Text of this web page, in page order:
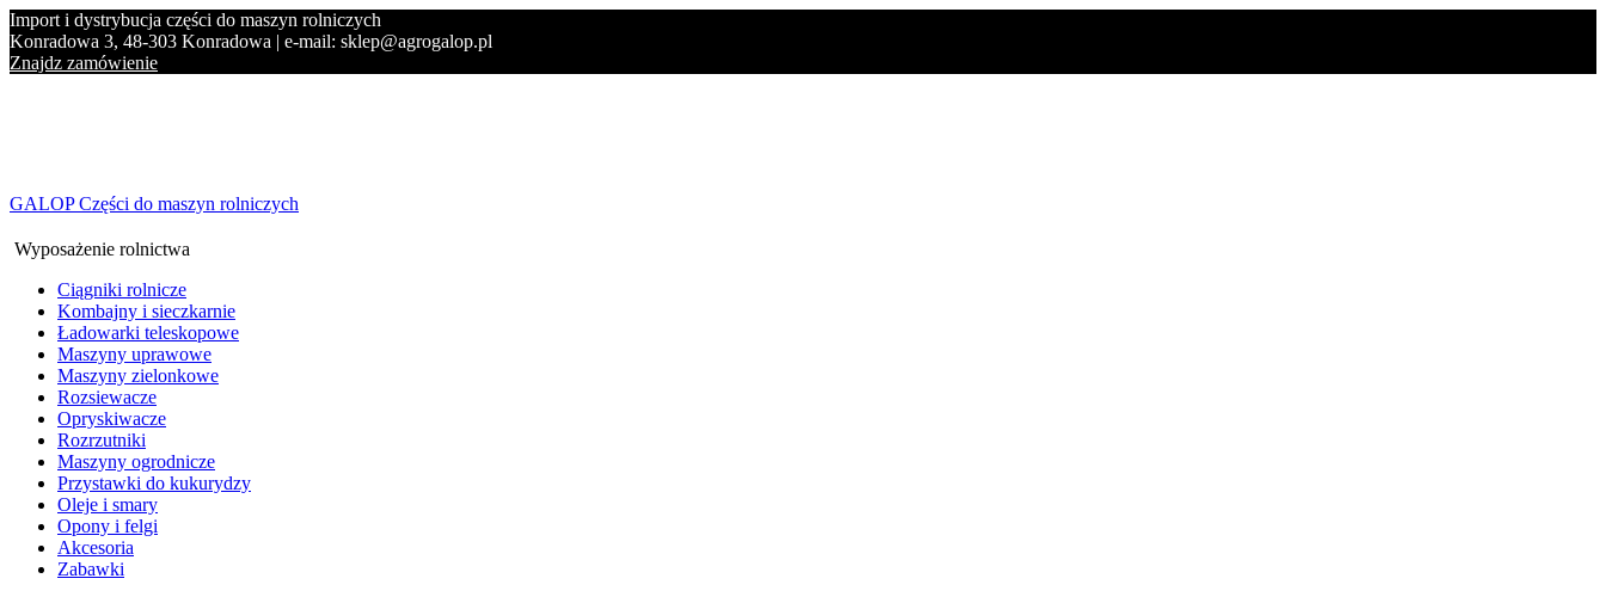
Import i dystrybucja części do maszyn rolniczych
Konradowa 3, 48-303 Konradowa | e-mail: sklep@agrogalop.pl
Znajdz zamówienie
GALOP Części do maszyn rolniczych
Wyposażenie rolnictwa
Ciągniki rolnicze
Kombajny i sieczkarnie
Ładowarki teleskopowe
Maszyny uprawowe
Maszyny zielonkowe
Rozsiewacze
Opryskiwacze
Rozrzutniki
Maszyny ogrodnicze
Przystawki do kukurydzy
Oleje i smary
Opony i felgi
Akcesoria
Zabawki